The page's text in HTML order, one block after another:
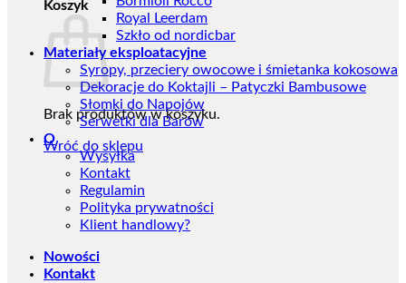
Koszyk
Brak produktów w koszyku.
Wróć do sklepu
Royal Leerdam
Szkło od nordicbar
Materiały eksploatacyjne
Syropy, przeciery owocowe i śmietanka kokosowa
Dekoracje do Koktajli – Patyczki Bambusowe
Słomki do Napojów
Serwetki dla Barów
O
Wysyłka
Kontakt
Regulamin
Polityka prywatności
Klient handlowy?
Nowości
Kontakt